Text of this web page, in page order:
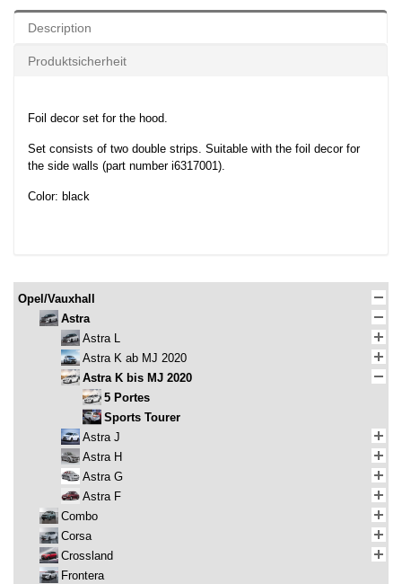
Description
Produktsicherheit
Foil decor set for the hood.
Set consists of two double strips. Suitable with the foil decor for
the side walls (part number i6317001).
Color: black
Opel/Vauxhall
Astra
Astra L
Astra K ab MJ 2020
Astra K bis MJ 2020
5 Portes
Sports Tourer
Astra J
Astra H
Astra G
Astra F
Combo
Corsa
Crossland
Frontera